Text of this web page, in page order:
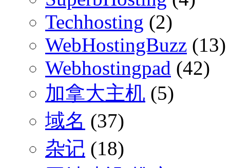
Techhosting (2)
WebHostingBuzz (13)
Webhostingpad (42)
加拿大主机 (5)
域名 (37)
杂记 (18)